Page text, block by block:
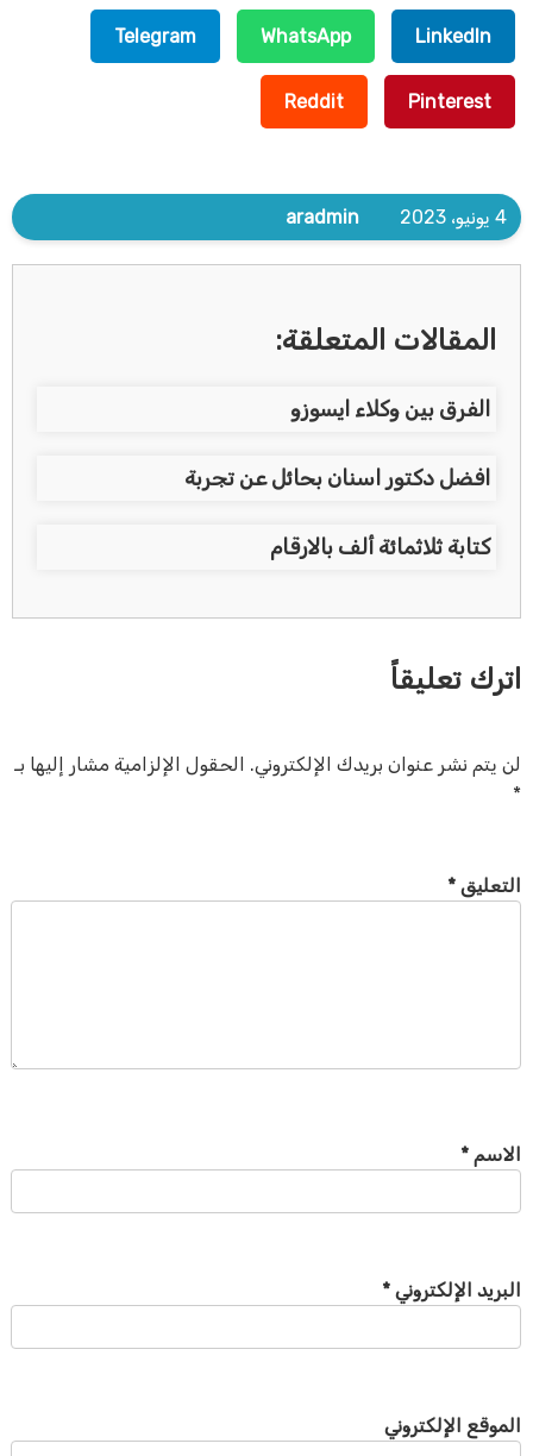
LinkedIn
WhatsApp
Telegram
Pinterest
Reddit
4 يونيو، 2023 aradmin
المقالات المتعلقة:
الفرق بين وكلاء ايسوزو
افضل دكتور اسنان بحائل عن تجربة
كتابة ثلاثمائة ألف بالارقام
اترك تعليقاً
لن يتم نشر عنوان بريدك الإلكتروني. الحقول الإلزامية مشار إليها بـ
*
التعليق *
الاسم *
البريد الإلكتروني *
الموقع الإلكتروني